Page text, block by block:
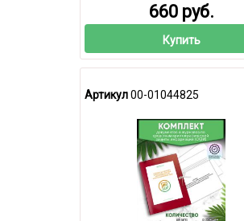
660 руб.
Купить
Артикул00-01044825